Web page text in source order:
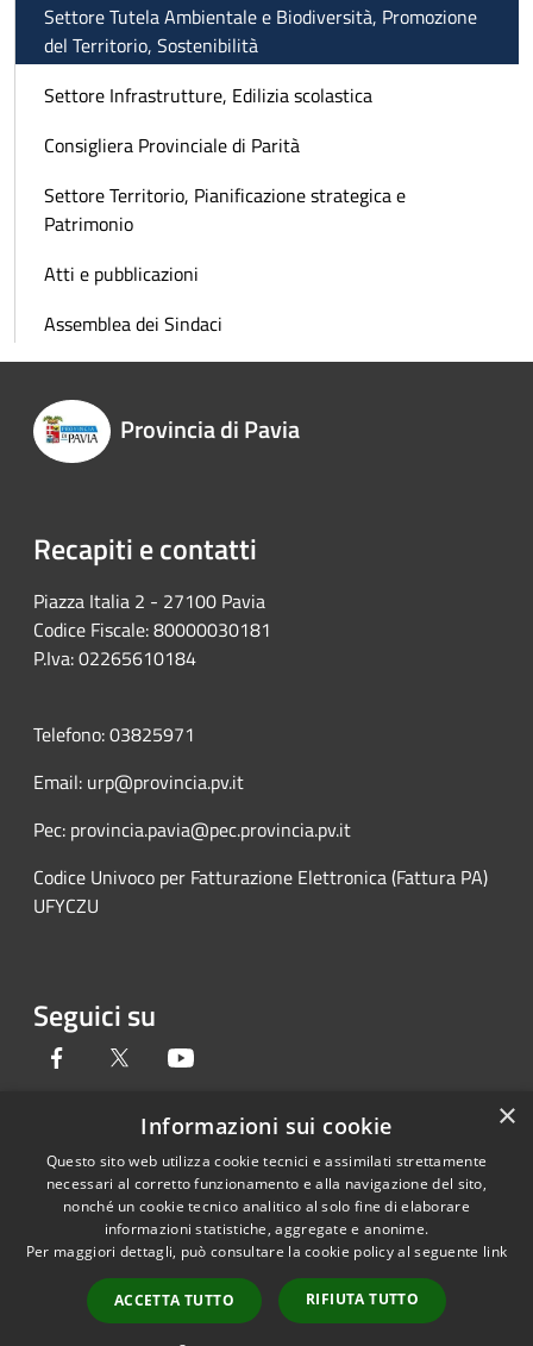
Settore Tutela Ambientale e Biodiversità, Promozione
del Territorio, Sostenibilità
Settore Infrastrutture, Edilizia scolastica
Consigliera Provinciale di Parità
Settore Territorio, Pianificazione strategica e
Patrimonio
Atti e pubblicazioni
Assemblea dei Sindaci
Provincia di Pavia
Recapiti e contatti
Piazza Italia 2 - 27100 Pavia
Codice Fiscale: 80000030181
P.Iva: 02265610184
Telefono: 03825971
Email: urp@provincia.pv.it
Pec: provincia.pavia@pec.provincia.pv.it
Codice Univoco per Fatturazione Elettronica (Fattura PA)
UFYCZU
Seguici su
Facebook Twitter
RSS
Accessibilità
Cookie
Mappa del sito
Copyright © 2026 • Provincia di
Pavia • Powered by
Municipium•Accesso
redazione
×
Informazioni sui cookie
Questo sito web utilizza cookie tecnici e assimilati strettamente
necessari al corretto funzionamento e alla navigazione del sito,
nonché un cookie tecnico analitico al solo fine di elaborare
informazioni statistiche, aggregate e anonime.
Per maggiori dettagli, può consultare la cookie policy al seguente link
ACCETTA TUTTO RIFIUTA TUTTO